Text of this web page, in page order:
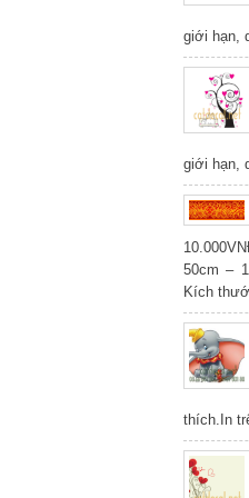
giới hạn,
giới hạn,
50cm –
Kích
thích.In